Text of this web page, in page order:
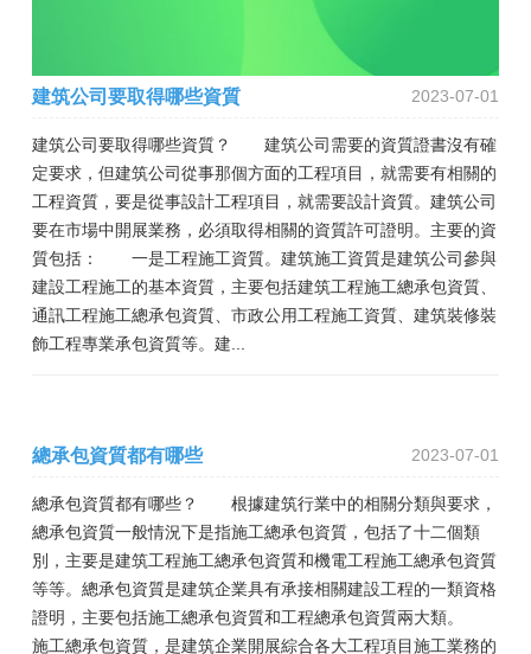
建筑公司要取得哪些資質 2023-07-01
建筑公司要取得哪些資質？ 建筑公司需要的資質證書沒有確
定要求，但建筑公司從事那個方面的工程項目，就需要有相關的
工程資質，要是從事設計工程項目，就需要設計資質。建筑公司
要在市場中開展業務，必須取得相關的資質許可證明。主要的資
質包括： 一是工程施工資質。建筑施工資質是建筑公司參與
建設工程施工的基本資質，主要包括建筑工程施工總承包資質、
通訊工程施工總承包資質、市政公用工程施工資質、建筑裝修裝
飾工程專業承包資質等。建...
總承包資質都有哪些 2023-07-01
總承包資質都有哪些？ 根據建筑行業中的相關分類與要求，
總承包資質一般情況下是指施工總承包資質，包括了十二個類
別，主要是建筑工程施工總承包資質和機電工程施工總承包資質
等等。總承包資質是建筑企業具有承接相關建設工程的一類資格
證明，主要包括施工總承包資質和工程總承包資質兩大類。
施工總承包資質，是建筑企業開展綜合各大工程項目施工業務的